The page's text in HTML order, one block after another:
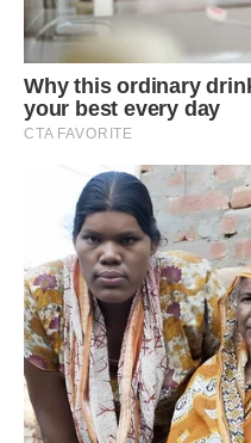
Ліля вийшла одягнена,
це стару, пошарпану ляльку.
-Ти навіщо це ганчір’я
Валентина Петрівна